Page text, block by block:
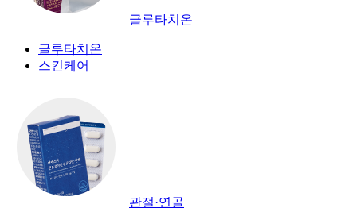
글루타치온
글루타치온
스킨케어
관절·연골